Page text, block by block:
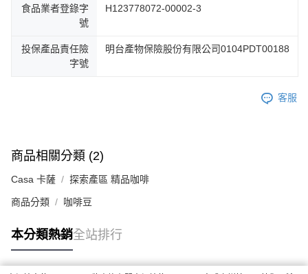
食品業者登錄字
號
H123778072-00002-3
投保產品責任險
字號
明台產物保險股份有限公司0104PDT00188
客服
商品相關分類 (2)
Casa 卡薩 探索產區 精品咖啡
商品分類 咖啡豆
本分類熱銷全站排行